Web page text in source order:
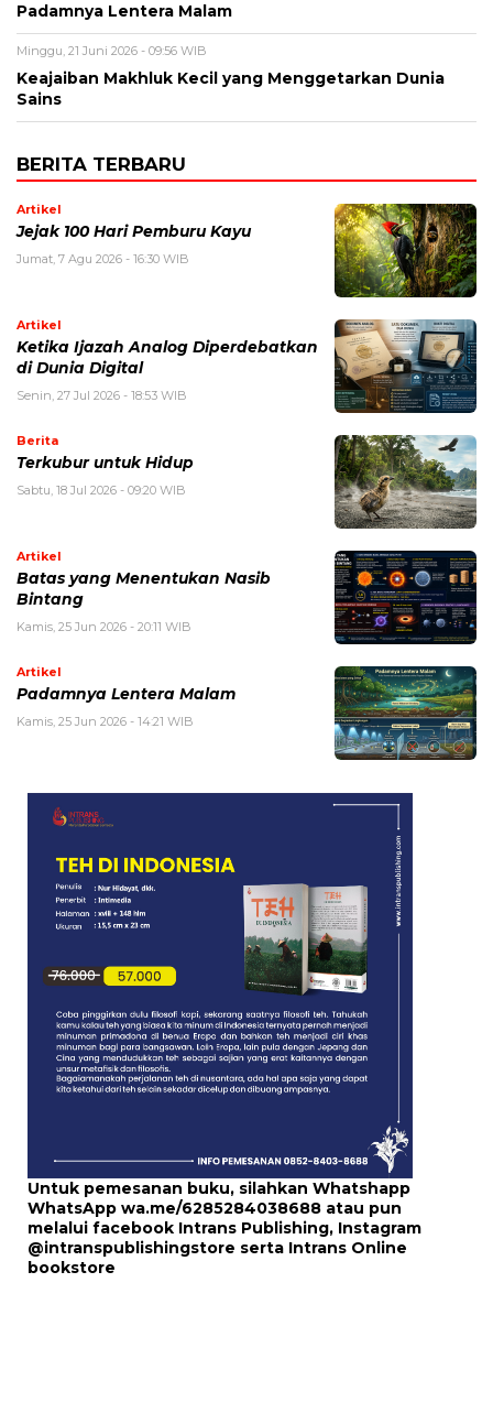
Padamnya Lentera Malam
Minggu, 21 Juni 2026 - 09:56 WIB
Keajaiban Makhluk Kecil yang Menggetarkan Dunia
Sains
BERITA TERBARU
Artikel
Jejak 100 Hari Pemburu Kayu
Jumat, 7 Agu 2026 - 16:30 WIB
Artikel
Ketika Ijazah Analog Diperdebatkan
di Dunia Digital
Senin, 27 Jul 2026 - 18:53 WIB
Berita
Terkubur untuk Hidup
Sabtu, 18 Jul 2026 - 09:20 WIB
Artikel
Batas yang Menentukan Nasib
Bintang
Kamis, 25 Jun 2026 - 20:11 WIB
Artikel
Padamnya Lentera Malam
Kamis, 25 Jun 2026 - 14:21 WIB
Untuk pemesanan buku, silahkan Whatshapp
WhatsApp wa.me/6285284038688 atau pun
melalui facebook Intrans Publishing, Instagram
@intranspublishingstore serta Intrans Online
bookstore